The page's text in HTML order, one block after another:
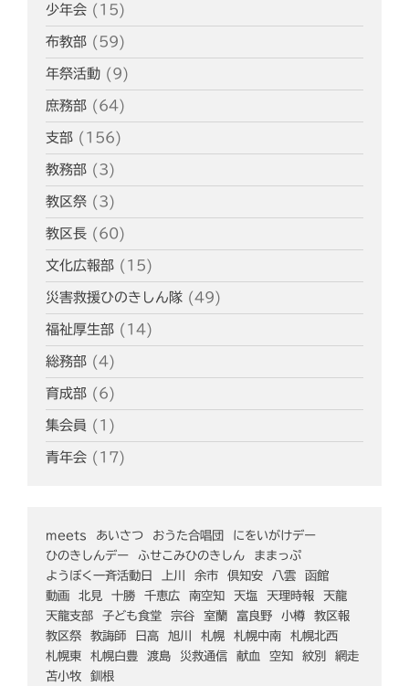
少年会 (15)
布教部 (59)
年祭活動 (9)
庶務部 (64)
支部 (156)
教務部 (3)
教区祭 (3)
教区長 (60)
文化広報部 (15)
災害救援ひのきしん隊 (49)
福祉厚生部 (14)
総務部 (4)
育成部 (6)
集会員 (1)
青年会 (17)
meets あいさつ おうた合唱団
にをいがけデー
ひのきしんデー
ふせこみひのきしん
ままっぷ
ようぼく一斉活動日
上川 余市 倶知安 八雲
函館
動画
北見 十勝 千恵広 南空知 天塩 天理時報
天龍
天龍支部
子ども食堂 宗谷 室蘭 富良野 小樽
教区報
教区祭
教誨師 日高 旭川 札幌 札幌中南
札幌北西
札幌東
札幌白豊 渡島 災救通信 献血 空知 紋別
網走
苫小牧
釧根